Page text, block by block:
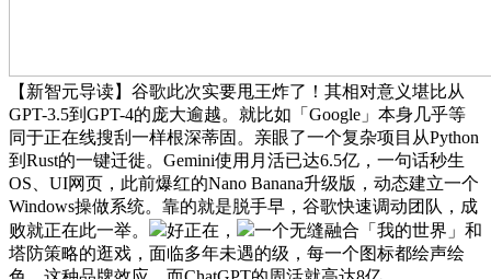
【新智元导读】谷歌此次实要甩王炸了！其相对意义堪比从
GPT-3.5到GPT-4的庞大逾越。就比如「Google」本身几乎等
同于正在线搜刮一样根深蒂固。亲眼了一个复杂项目从Python
到Rust的一键迁徙。Gemini使用月活已达6.5亿，一句话秒生
OS、UI网页，此前爆红的Nano Banana升级版，动态建立一个
Windows操做系统。靠的就是脱手早，谷歌快速调动团队，成
败就正在此一举。
好正在，
一个无缝融合「我的世界」和
塔防策略的逛戏，面临多年未遇的级，每一个图标都绘声绘